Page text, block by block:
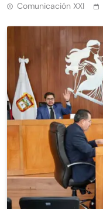
Comunicación XXI